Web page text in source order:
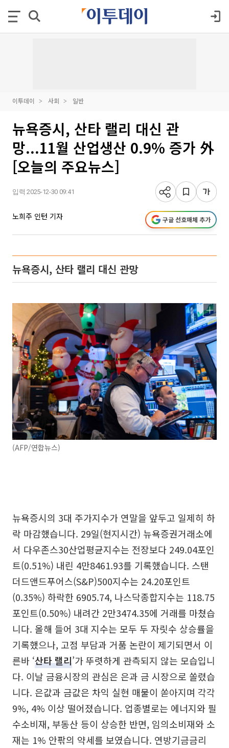
이투데이 사회 일반
뉴욕증시, 산타 랠리 대신 관
망...11월 산업생산 0.9% 증가 外
[오늘의 주요뉴스]
입력 2025-12-30 09:41
노희주 인턴 기자 구글 선호매체 추가
뉴욕증시, 산타 랠리 대신 관망
(AFP/연합뉴스)
뉴욕증시의 3대 주가지수가 연말을 앞두고 일제히 하
락 마감했습니다. 29일(현지시간) 뉴욕증권거래소에
서 다우존스30산업평균지수는 전장보다 249.04포인
트(0.51%) 내린 4만8461.93를 기록했습니다. 스탠
더드앤드푸어스(S&P)500지수는 24.20포인트
(0.35%) 하락한 6905.74, 나스닥종합지수는 118.75
포인트(0.50%) 내려간 2만3474.35에 거래를 마쳤습
니다. 올해 들어 3대 지수는 모두 두 자릿수 상승률을
기록했으나, 고점 부담과 거품 논란이 제기되면서 이
른바 ‘산타 랠리’가 뚜렷하게 관측되지 않는 모습입니
다. 이날 금융시장의 관심은 은과 금 시장으로 쏠렸습
니다. 은값과 금값은 차익 실현 매물이 쏟아지며 각각
9%, 4% 이상 떨어졌습니다. 업종별로는 에너지와 필
수소비재, 부동산 등이 상승한 반면, 임의소비재와 소
재는 1% 안팎의 약세를 보였습니다. 연방기금금리